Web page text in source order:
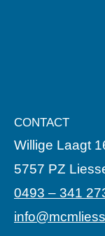
CONTACT
Willige Laagt
5757 PZ
0493 – 341